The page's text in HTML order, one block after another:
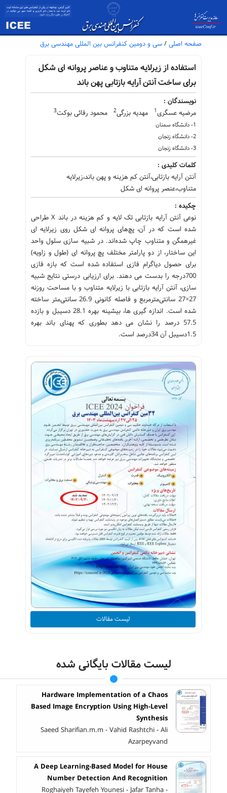
صفحه اصلی / سی و دومین کنفرانس بین المللی مهندسی برق
استفاده از زیرلایه متناوب و عناصر پروانه ای شکل
برای ساخت آنتن آرایه بازتابی پهن باند
نویسندگان :
مرضیه عسگری1 مهدیه بزرگی2 محمود رفائی بوکت3
1- دانشگاه سمنان
2- دانشگاه زنجان
3- دانشگاه زنجان
کلمات کلیدی :
آنتن آرایه بازتابی،آنتن کم هزینه و پهن باند،زیرلایه
متناوب،عنصر پروانه ای شکل
چکیده :
نوعی آنتن آرایه بازتابی تک لایه و کم هزینه در باند X طراحی
شده است که در آن، پچ‌های پروانه ای شکل روی زیرلایه ای
غیرهمگن و متناوب چاپ شده‌اند. در شبیه سازی سلول واحد
این ساختار، از دو پارامتر مختلف پچ پروانه ای (طول و زاویه)
برای حصول دیاگرام فازی استفاده شده است که بازه فازی
700درجه را بدست می دهند. برای ارزیابی درستی نتایج شبیه
سازی، آنتن آرایه بازتابی با زیرلایه متناوب و با مساحت روزنه
27×27 سانتی‌مترمربع و فاصله کانونی 26.9 سانتی‌متر ساخته
شده است. اندازه گیری ها، بیشینه بهره 28.1 دسیبل و بازده
57.5 درصد را نشان می دهد بطوری که پهنای باند بهره
1.5دسیبل آن 34درصد است.
لیست مقالات
لیست مقالات بایگانی شده
Hardware Implementation of a Chaos
Based Image Encryption Using High-Level
Synthesis
Saeed Sharifian.m.m - Vahid Rashtchi - Ali
Azarpeyvand
A Deep Learning-Based Model for House
Number Detection And Recognition
Roghaiyeh Tayefeh Younesi - Jafar Tanha -